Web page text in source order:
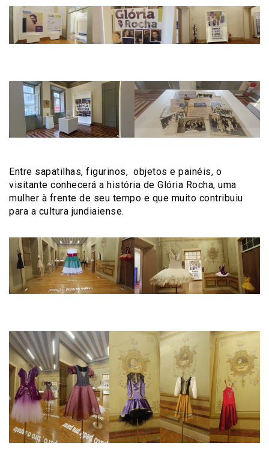
Entre sapatilhas, figurinos, objetos e painéis, o
visitante conhecerá a história de Glória Rocha, uma
mulher à frente de seu tempo e que muito contribuiu
para a cultura jundiaiense.